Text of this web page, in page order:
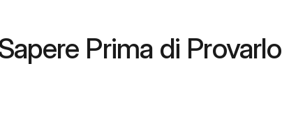
Prima di Provarlo